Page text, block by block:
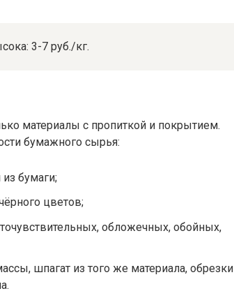
3-7 руб./кг.
материалы с пропиткой и покрытием.
бумажного сырья:
бумаги;
цветов;
обложечных, обойных,
шпагат из того же материала, обрезки